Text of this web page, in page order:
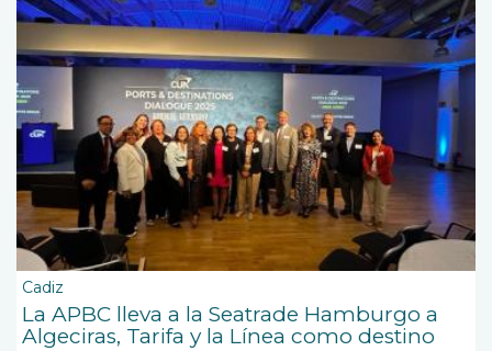
Cadiz
La APBC lleva a la Seatrade Hamburgo a
Algeciras, Tarifa y la Línea como destino